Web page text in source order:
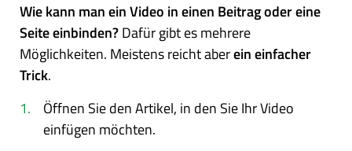
Wie kann man ein Video in einen Beitrag oder eine
Seite einbinden?Dafür gibt es mehrere
Möglichkeiten. Meistens reicht aberein einfacher
Trick.
Öffnen Sie den Artikel, in den Sie Ihr Video
einfügen möchten.